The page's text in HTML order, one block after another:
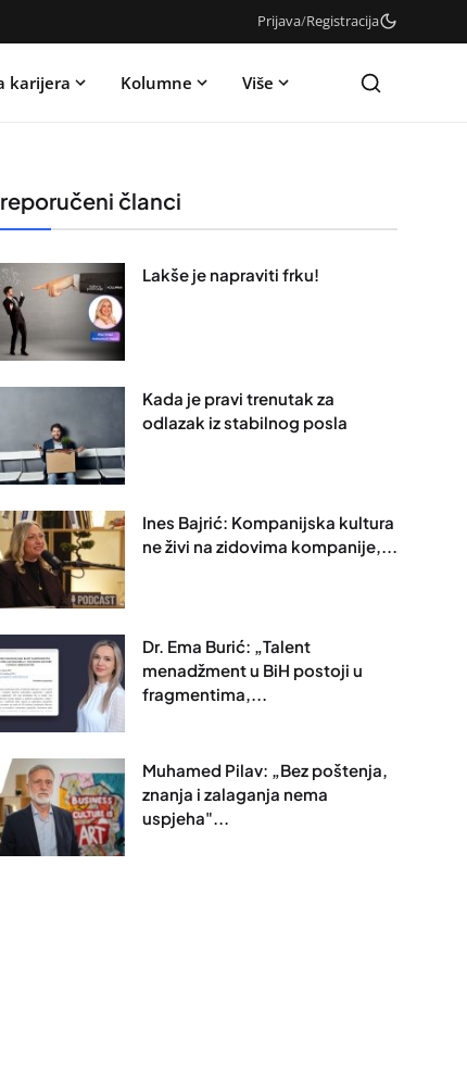
Prijava/Registracija
karijera Kolumne Više
članci
Lakše je napraviti frku!
Kada je pravi trenutak za
odlazak iz stabilnog posla
Ines Bajrić: Kompanijska kultura
ne živi na zidovima kompanije,...
Dr. Ema Burić: „Talent
menadžment u BiH postoji u
fragmentima,...
Muhamed Pilav: „Bez poštenja,
znanja i zalaganja nema
uspjeha"...